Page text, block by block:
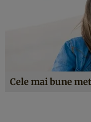
Cele mai bune